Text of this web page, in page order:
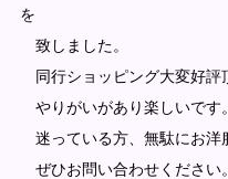
を
致しました。
同行ショッピング大変好評
やりがいがあり楽しいです。
迷っている方、無駄にお洋
ぜひお問い合わせください